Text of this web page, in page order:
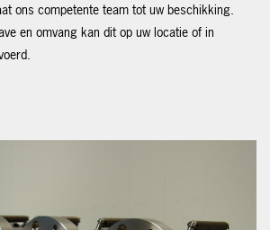
ons competente team tot uw beschikking.
en omvang kan dit op uw locatie of in